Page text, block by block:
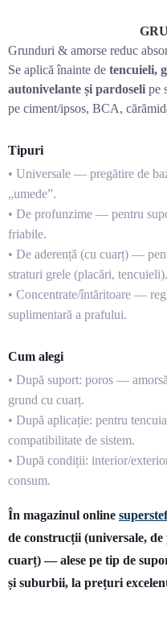
Grunduri & amorse reduc
Se aplică înainte de tencuieli,
autonivelante și pardoseli pe
pe ciment/ipsos, BCA,
Tipuri
• Universale — pregătire de
„umede”.
• De profunzime — pentru
friabile.
• De aderență (cu cuarț) —
straturi grele (placări, tencuieli).
• Concentrate/întăritoare —
suplimentară a prafului.
Cum alegi
• După suport: poros —
grund cu cuarț.
• După aplicație: pentru
compatibilitate de sistem.
• După condiții: interior/
consum.
În magazinul online
de construcții (universale,
cuarț) — alese pe tip de
și suburbii, la prețuri